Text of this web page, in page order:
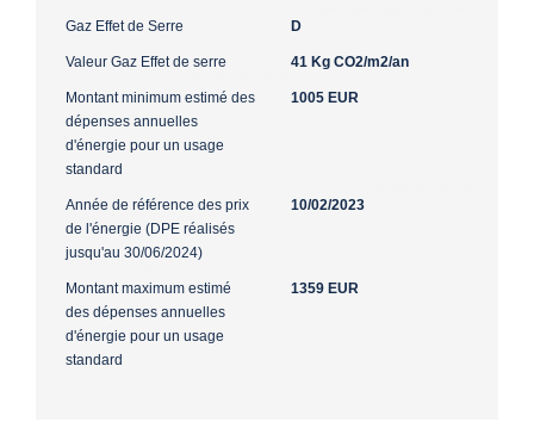
Gaz Effet de Serre D
Valeur Gaz Effet de serre 41 Kg CO2/m2/an
Montant minimum estimé des
dépenses annuelles
d'énergie pour un usage
standard
1005 EUR
Année de référence des prix
de l'énergie (DPE réalisés
jusqu'au 30/06/2024)
10/02/2023
Montant maximum estimé
des dépenses annuelles
d'énergie pour un usage
standard
1359 EUR